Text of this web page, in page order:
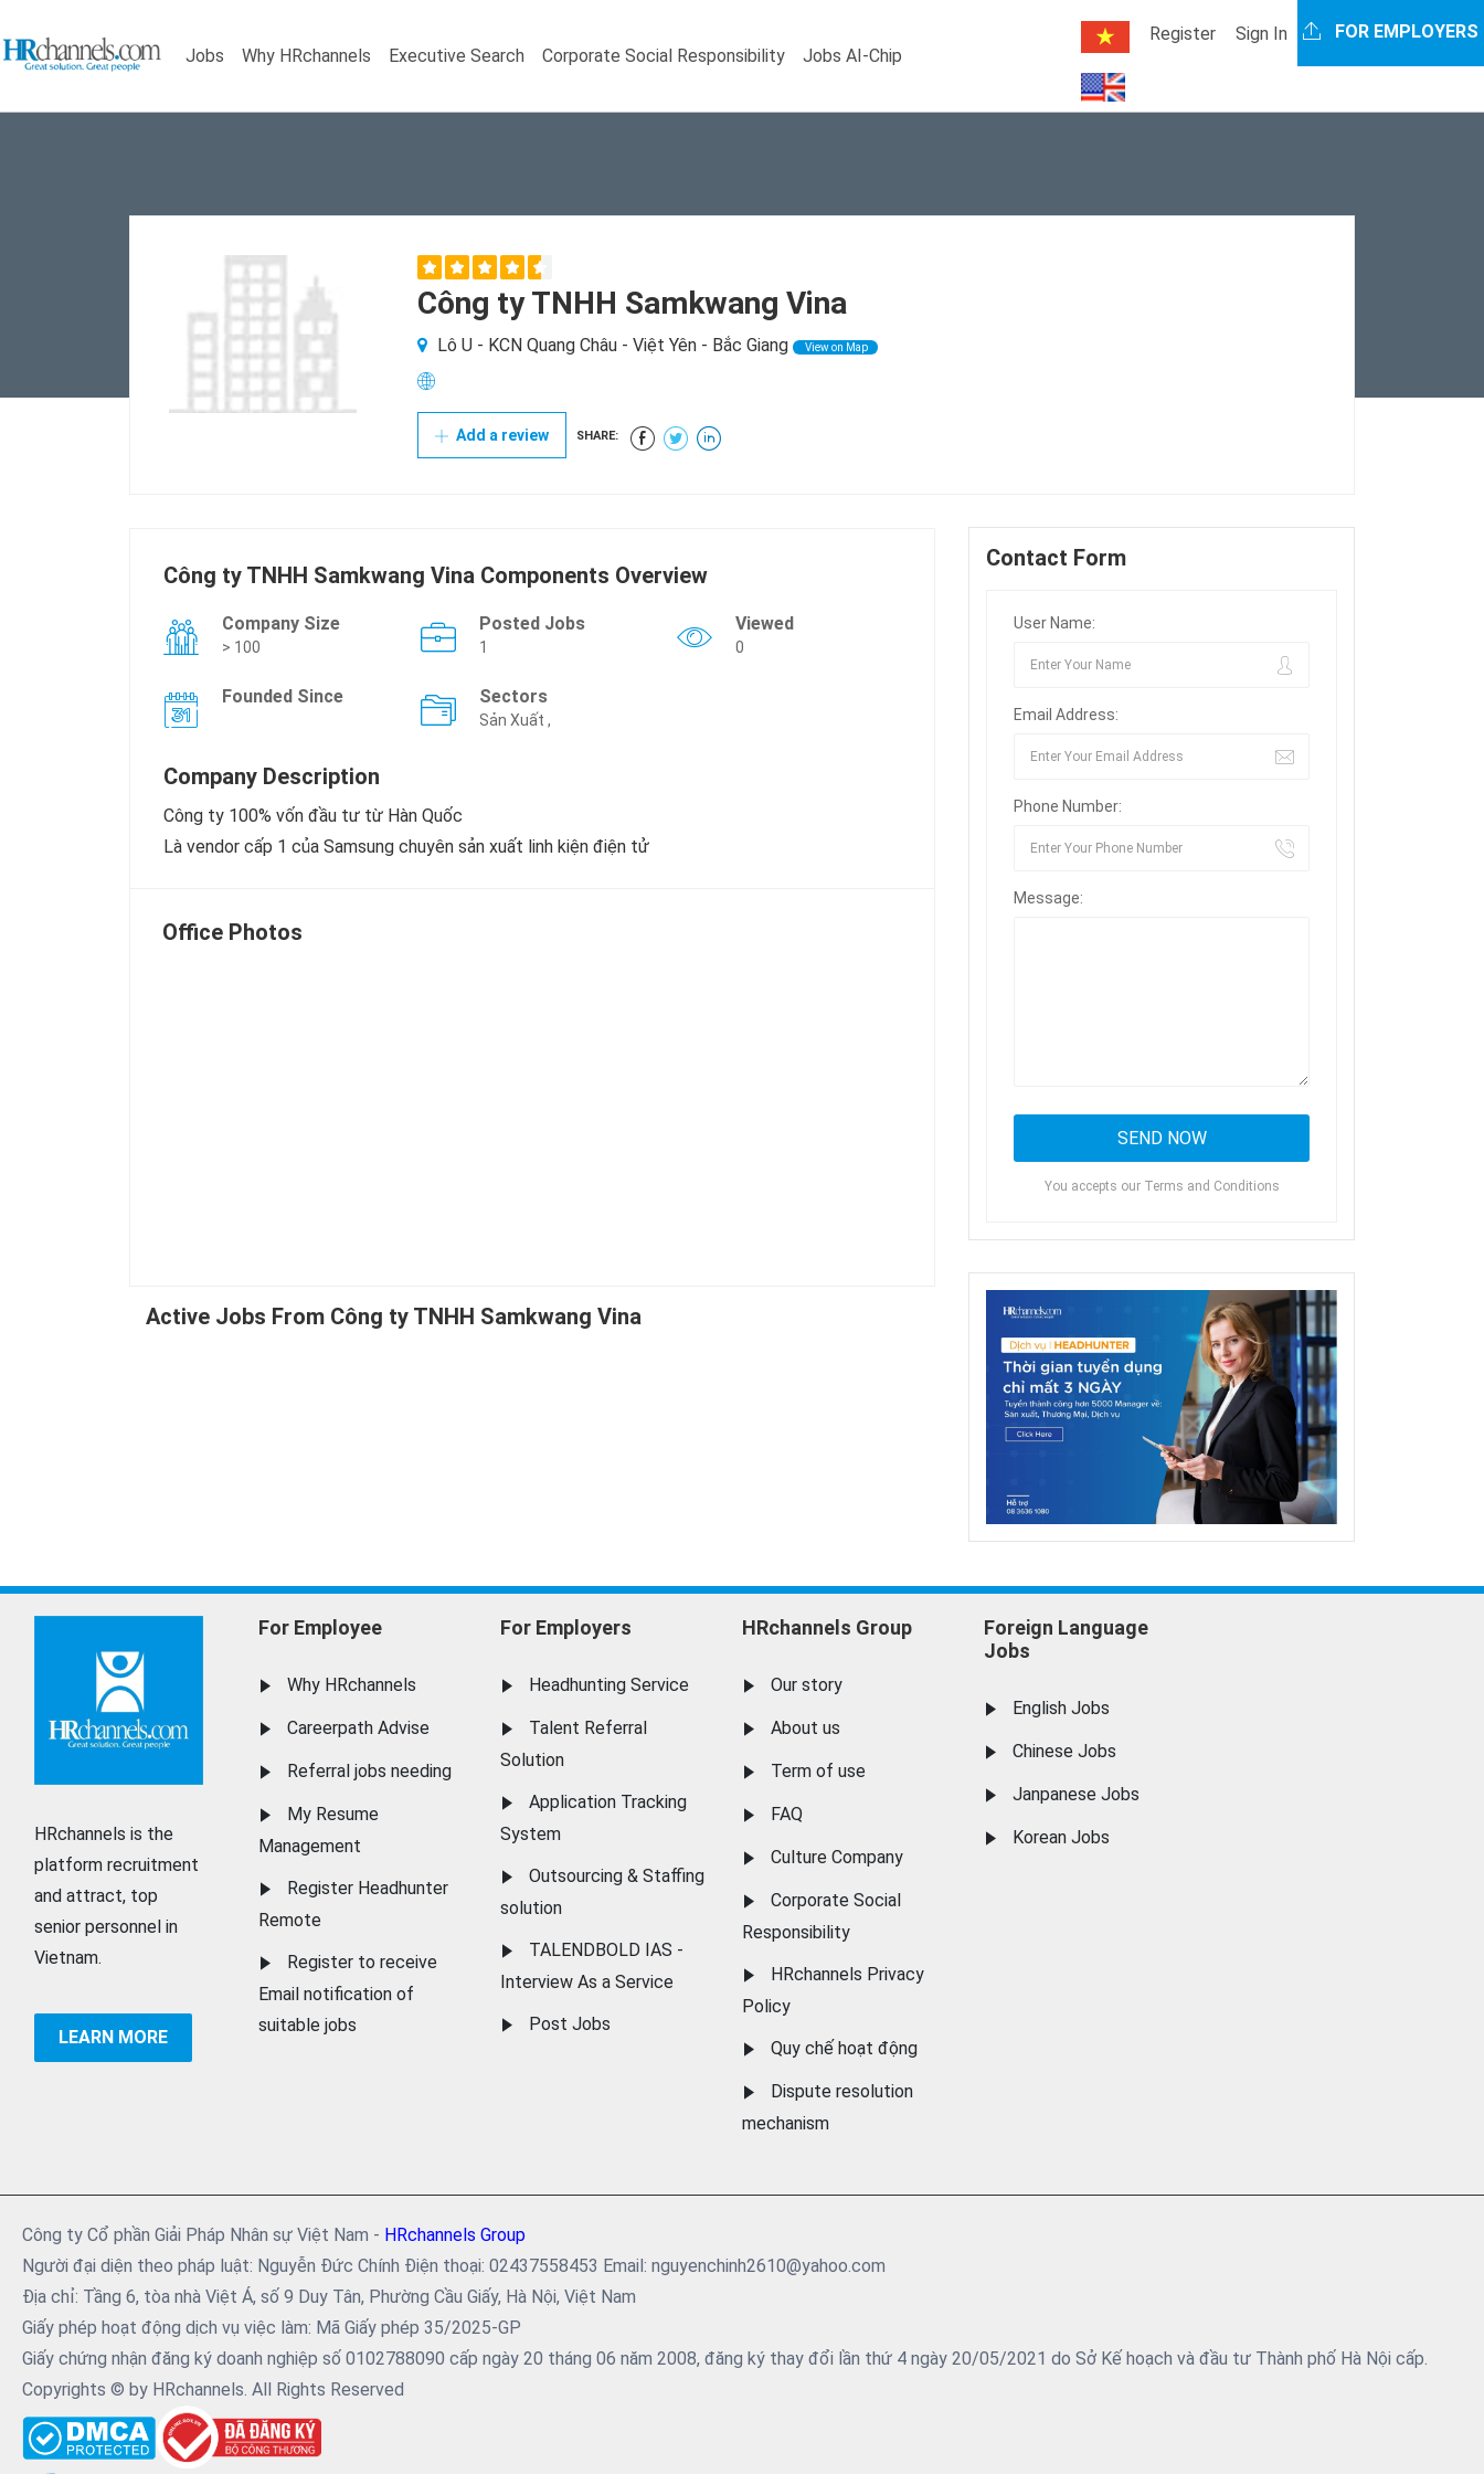
Jobs Why HRchannels Executive Search Corporate Social Responsibility Jobs AI-Chip
Register Sign In FOR EMPLOYERS
Công ty TNHH Samkwang Vina
Lô U - KCN Quang Châu - Việt Yên - Bắc Giang View on Map
Add a review SHARE:
Công ty TNHH Samkwang Vina Components Overview
Company Size
> 100
Posted Jobs
1
Viewed
0
Founded Since Sectors
Sản Xuất ,
Company Description
Công ty 100% vốn đầu tư từ Hàn Quốc
Là vendor cấp 1 của Samsung chuyên sản xuất linh kiện điện tử
Office Photos
Active Jobs From Công ty TNHH Samkwang Vina
Contact Form
User Name:
Email Address:
Phone Number:
Message:
You accepts our Terms and Conditions
HRchannels is the
platform recruitment
and attract, top
senior personnel in
Vietnam.
LEARN MORE
For Employee
Why HRchannels
Careerpath Advise
Referral jobs needing
My Resume
Management
Register Headhunter
Remote
Register to receive
Email notification of
suitable jobs
For Employers
Headhunting Service
Talent Referral
Solution
Application Tracking
System
Outsourcing & Staffing
solution
TALENDBOLD IAS -
Interview As a Service
Post Jobs
HRchannels Group
Our story
About us
Term of use
FAQ
Culture Company
Corporate Social
Responsibility
HRchannels Privacy
Policy
Quy chế hoạt động
Dispute resolution
mechanism
Foreign Language
Jobs
English Jobs
Chinese Jobs
Janpanese Jobs
Korean Jobs
Công ty Cổ phần Giải Pháp Nhân sự Việt Nam - HRchannels Group
Người đại diện theo pháp luật: Nguyễn Đức Chính Điện thoại: 02437558453 Email: nguyenchinh2610@yahoo.com
Địa chỉ: Tầng 6, tòa nhà Việt Á, số 9 Duy Tân, Phường Cầu Giấy, Hà Nội, Việt Nam
Giấy phép hoạt động dịch vụ việc làm: Mã Giấy phép 35/2025-GP
Giấy chứng nhận đăng ký doanh nghiệp số 0102788090 cấp ngày 20 tháng 06 năm 2008, đăng ký thay đổi lần thứ 4 ngày 20/05/2021 do Sở Kế hoạch và đầu tư Thành phố Hà Nội cấp.
Copyrights © by HRchannels. All Rights Reserved